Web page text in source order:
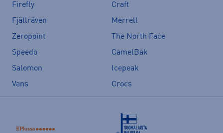
Firefly
Craft
Fjällräven
Merrell
Zeropoint
The North Face
Speedo
CamelBak
Salomon
Icepeak
Vans
Crocs